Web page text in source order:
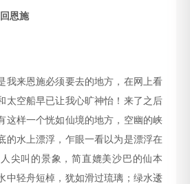
恩施
我来恩施必须要去的地方，在网上看
太空船早已让我心旷神怡！来了之后
这样一个恍如仙境的地方，空幽的峡
的水上漂浮，乍眼一看以为是漂浮在
尖叫的景象，简直媲美沙巴的仙本
中轻舟短棹，犹如滑过琉璃；绿水逶